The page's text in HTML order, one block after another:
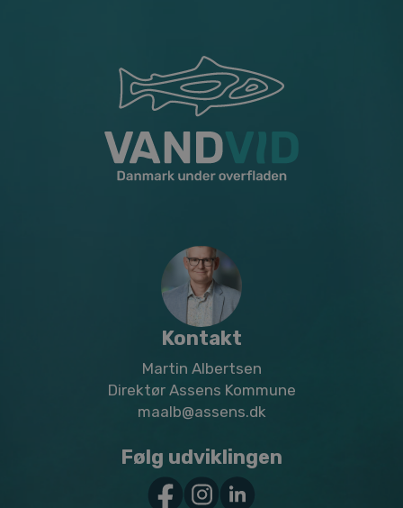
Kontakt
Martin Albertsen
Direktør Assens Kommune
maalb@assens.dk
Følg udviklingen